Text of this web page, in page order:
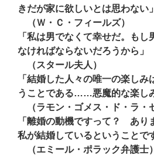
きだが家に欲しいとは思わない」
（Ｗ・Ｃ・フィールズ）
「私は男でなくて幸せだ。もし
なければならないだろうから」
（スタール夫人）
「結婚した人々の唯一の楽し
うことである……悪魔的な楽し
（ラモン・ゴメス・ド・ラ・
「離婚の動機ですって？ あり
私が結婚しているということで
（エミール・ポラック弁護士）